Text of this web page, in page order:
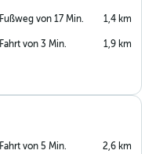
Fußweg von 17 Min. 1,4 km
Fahrt von 3 Min. 1,9 km
Fahrt von 5 Min. 2,6 km